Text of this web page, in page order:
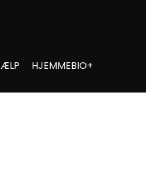
HJEMMEBIO+